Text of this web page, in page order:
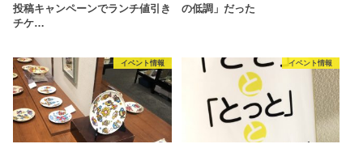
投稿キャンペーンでランチ値引き
チケ…
の低調」だった
イベント情報 イベント情報